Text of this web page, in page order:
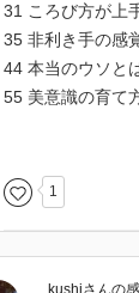
31 ころび方が上
35 非利き手の感
44 本当のウソと
55 美意識の育て
1
kushiさんの